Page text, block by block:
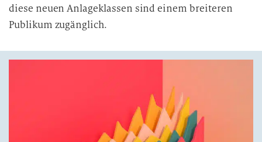
diese neuen Anlageklassen sind einem breiteren
Publikum zugänglich.